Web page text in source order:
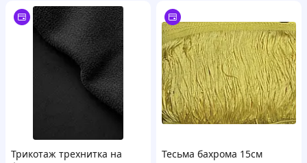
Трикотаж трехнитка на
Тесьма бахрома 15см